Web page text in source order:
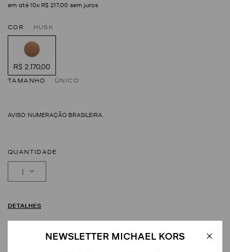
NEWSLETTER MICHAEL KORS
em até10x R$ 217,00 sem juros
COR HUSK
R$ 2.170,00
TAMANHO ÚNICO
QUANTIDADE
1
DETALHES